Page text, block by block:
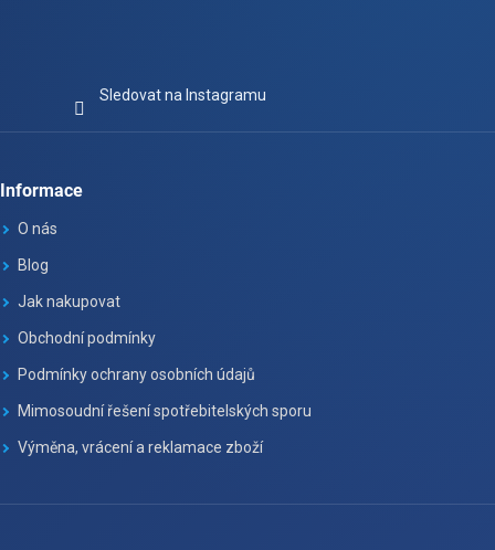
Sledovat na Instagramu
Informace
O nás
Blog
Jak nakupovat
Obchodní podmínky
Podmínky ochrany osobních údajů
Mimosoudní řešení spotřebitelských sporu
Výměna, vrácení a reklamace zboží